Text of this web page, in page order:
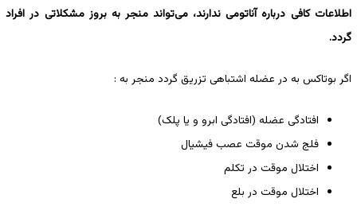
اطلاعات کافی درباره آناتومی ندارند، می‌تواند منجر به بروز مشکلاتی در افراد
گردد.
اگر بوتاکس به در عضله اشتباهی تزریق گردد منجر به :
افتادگی عضله (افتادگی ابرو و یا پلک)
فلج شدن موقت عصب فیشیال
اختلال موقت در تکلم
اختلال موقت در بلع